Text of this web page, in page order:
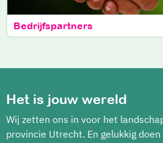
Bedrijfspartners
Het is jouw wereld
Wij zetten ons in voor het
provincie Utrecht. En gelukkig